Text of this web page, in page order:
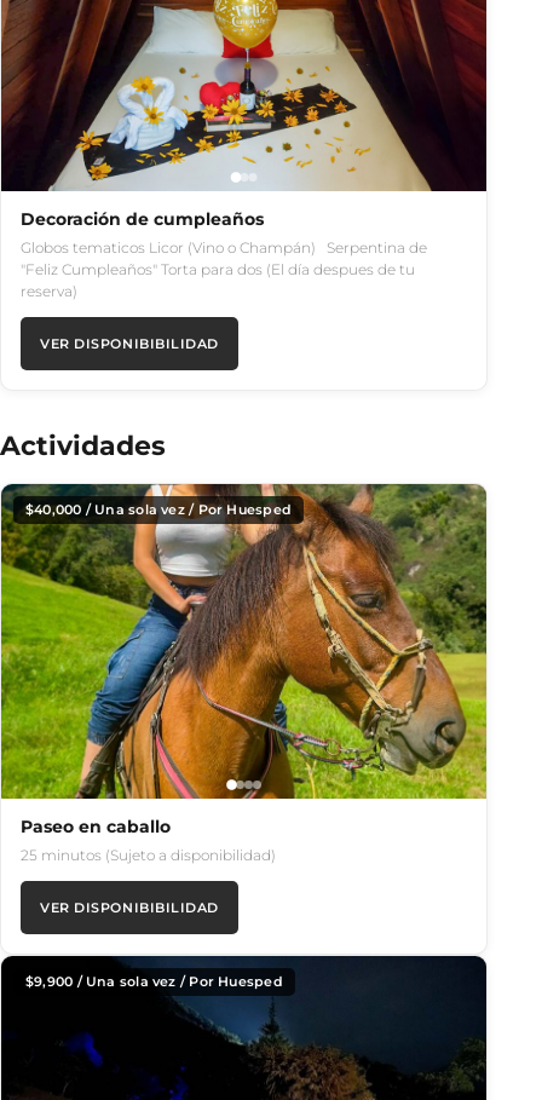
Decoración de cumpleaños
Globos tematicos Licor (Vino o Champán) Serpentina de
"Feliz Cumpleaños" Torta para dos (El día despues de tu
reserva)
VER DISPONIBIBILIDAD
Actividades
$40,000 / Una sola vez / Por Huesped
Paseo en caballo
25 minutos (Sujeto a disponibilidad)
VER DISPONIBIBILIDAD
$9,900 / Una sola vez / Por Huesped